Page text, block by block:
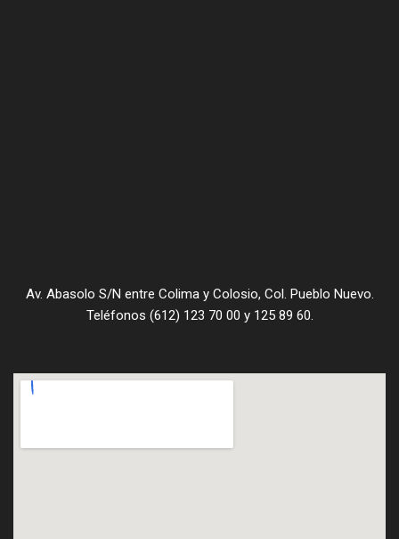
Av. Abasolo S/N entre Colima y Colosio, Col. Pueblo Nuevo.
Teléfonos (612) 123 70 00 y 125 89 60.